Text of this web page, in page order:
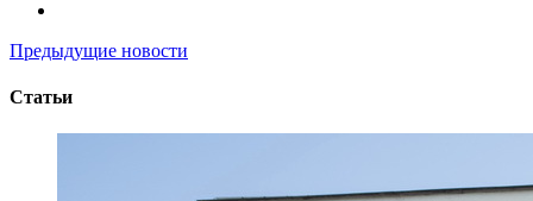
Предыдущие новости
Статьи